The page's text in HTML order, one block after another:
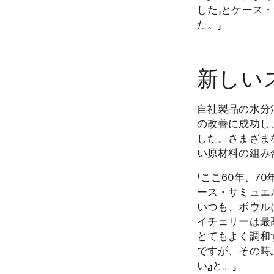
した」とケース
た。」
新しい
自社製品の水
の改善に成功
した。さまざ
い原材料の組
「ここ60年、
ース・サミュエ
いつも、ボウ
イチェリーは
とてもよく調
ですが、その時
い』と。」